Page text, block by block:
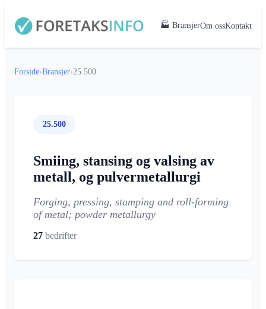
🏭 BransjerOm ossKontakt
Forside›Bransjer›25.500
25.500
Smiing, stansing og valsing av
metall, og pulvermetallurgi
Forging, pressing, stamping and roll-forming
of metal; powder metallurgy
27 bedrifter